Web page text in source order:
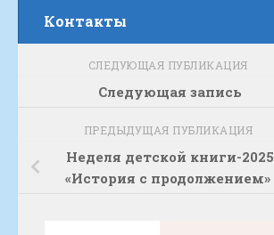
Контакты
СЛЕДУЮЩАЯ ПУБЛИКАЦИЯ
Следующая запись
ПРЕДЫДУЩАЯ ПУБЛИКАЦИЯ
Неделя детской книги-2025
«История с продолжением»